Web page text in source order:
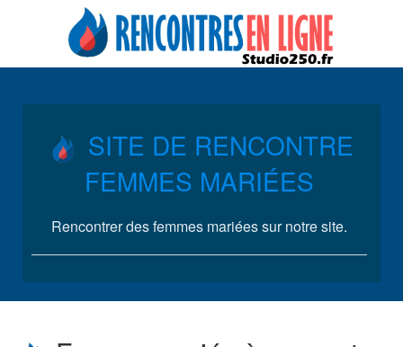
SITE DE RENCONTRE
FEMMES MARIÉES
Rencontrer des femmes mariées sur notre site.